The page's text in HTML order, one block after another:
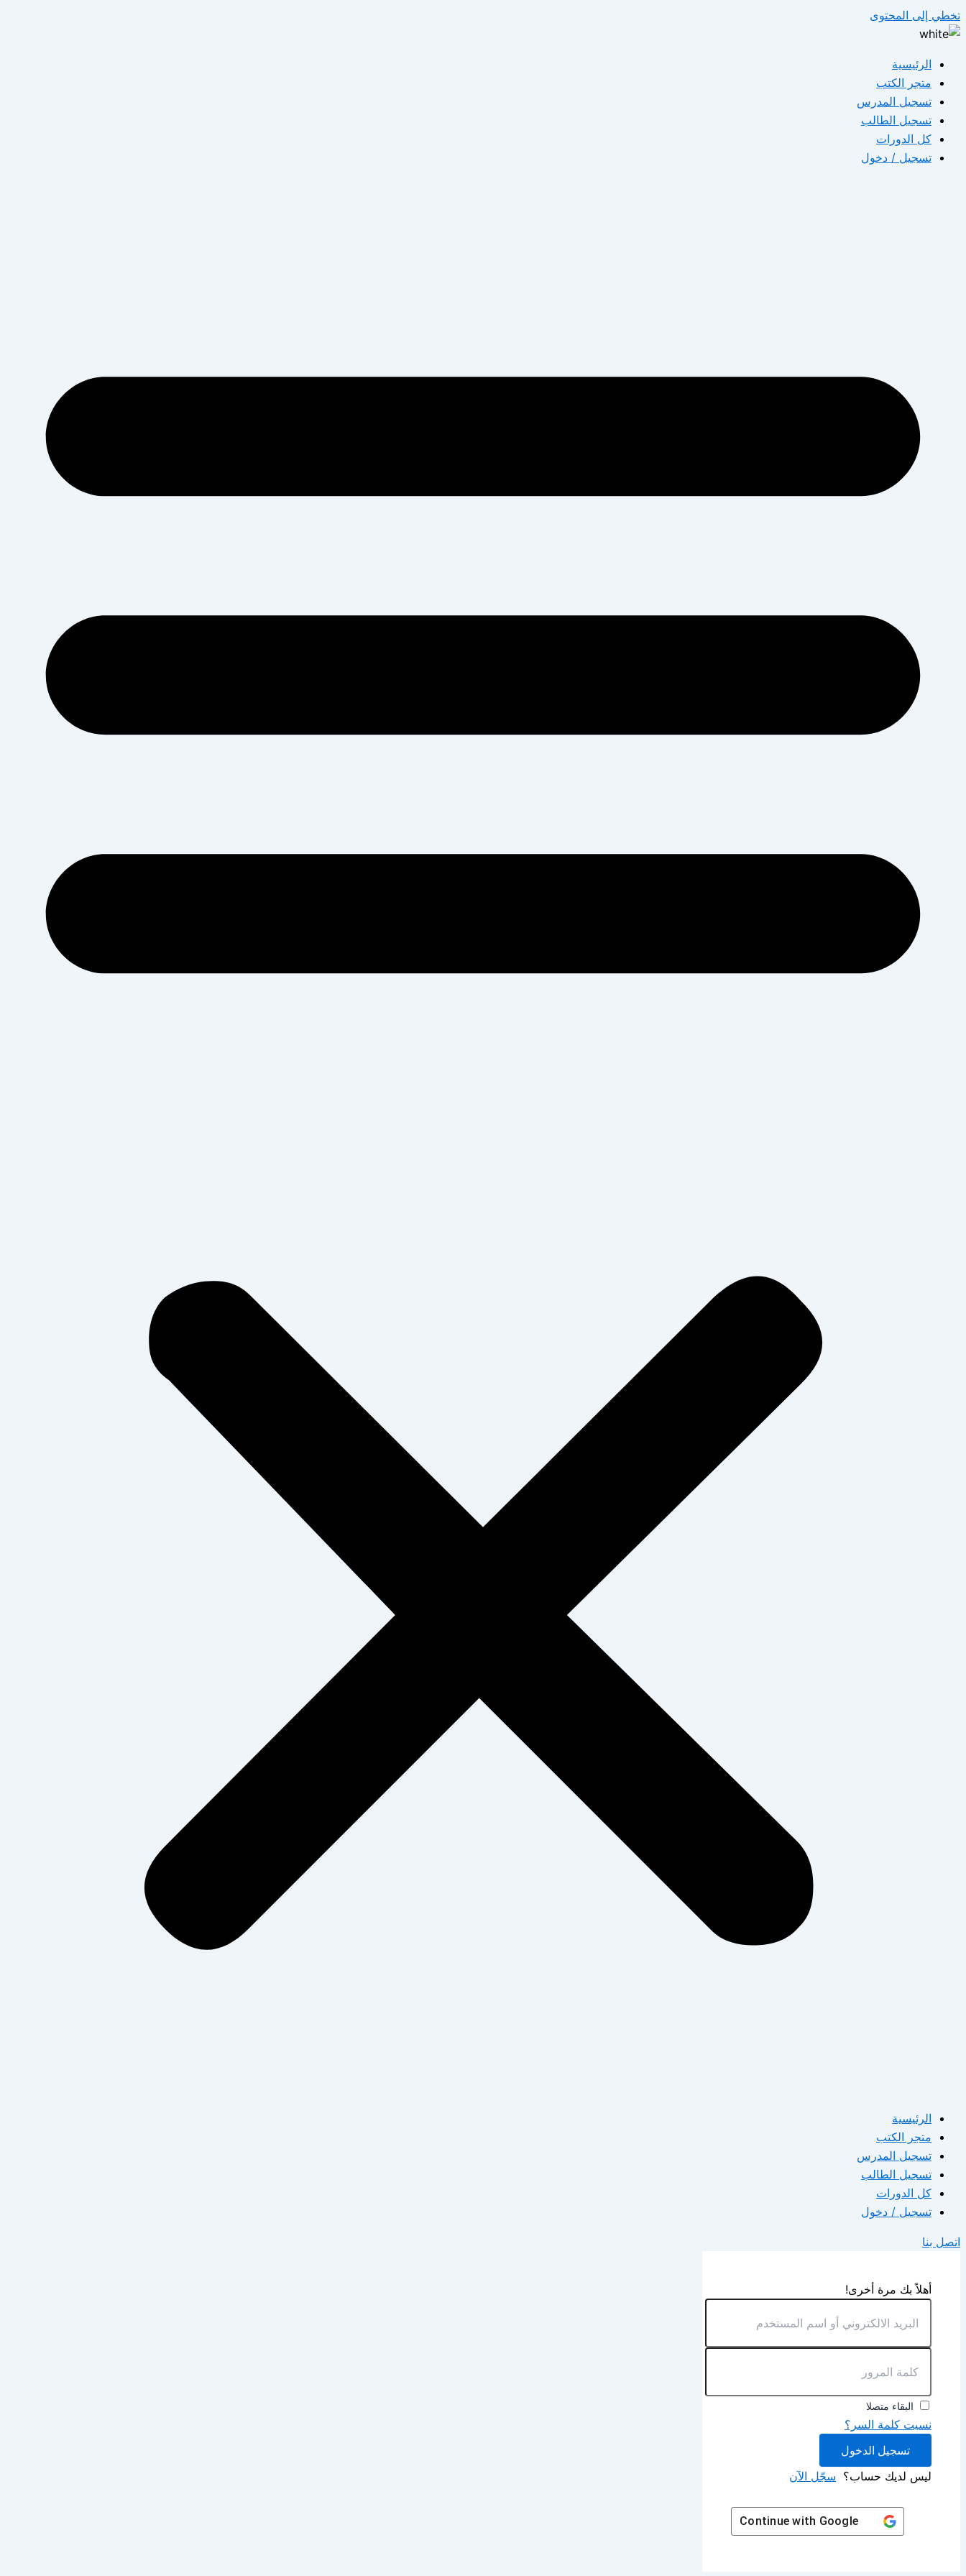
تخطي إلى المحتوى
الرئيسية
متجر الكتب
تسجيل المدرس
تسجيل الطالب
كل الدورات
تسجيل / دخول
الرئيسية
متجر الكتب
تسجيل المدرس
تسجيل الطالب
كل الدورات
تسجيل / دخول
اتصل بنا
أهلاً بك مرة أخرى!
البقاء متصلا
نسيت كلمة السر؟
تسجيل الدخول
ليس لديك حساب؟ سجّل الآن
Continue with Google